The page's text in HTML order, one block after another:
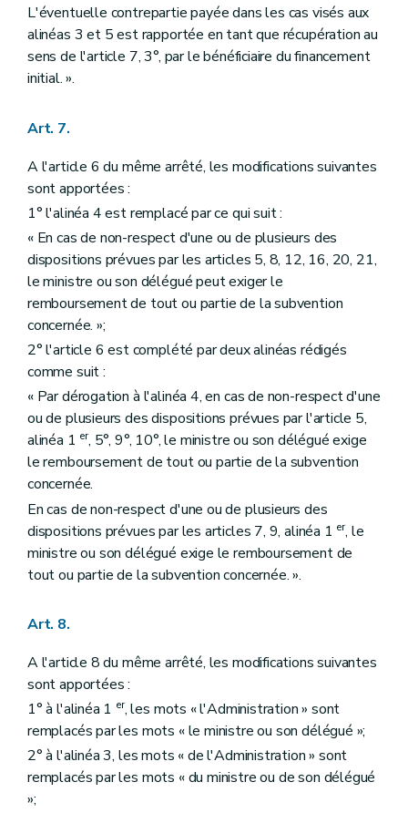
L'éventuelle contrepartie payée dans les cas visés aux
alinéas 3 et 5 est rapportée en tant que récupération au
sens de l'article 7, 3°, par le bénéficiaire du financement
initial. ».
Art. 7.
A l'article 6 du même arrêté, les modifications suivantes
sont apportées :
1° l'alinéa 4 est remplacé par ce qui suit :
« En cas de non-respect d'une ou de plusieurs des
dispositions prévues par les articles 5, 8, 12, 16, 20, 21,
le ministre ou son délégué peut exiger le
remboursement de tout ou partie de la subvention
concernée. »;
2° l'article 6 est complété par deux alinéas rédigés
comme suit :
« Par dérogation à l'alinéa 4, en cas de non-respect d'une
ou de plusieurs des dispositions prévues par l'article 5,
alinéa 1 er, 5°, 9°, 10°, le ministre ou son délégué exige
le remboursement de tout ou partie de la subvention
concernée.
En cas de non-respect d'une ou de plusieurs des
dispositions prévues par les articles 7, 9, alinéa 1 er, le
ministre ou son délégué exige le remboursement de
tout ou partie de la subvention concernée. ».
Art. 8.
A l'article 8 du même arrêté, les modifications suivantes
sont apportées :
1° à l'alinéa 1 er, les mots « l'Administration » sont
remplacés par les mots « le ministre ou son délégué »;
2° à l'alinéa 3, les mots « de l'Administration » sont
remplacés par les mots « du ministre ou de son délégué
»;